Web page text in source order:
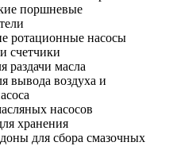
поршневые
ротационные насосы
счетчики
раздачи масла
вывода воздуха и
насосов
хранения
для сбора смазочных